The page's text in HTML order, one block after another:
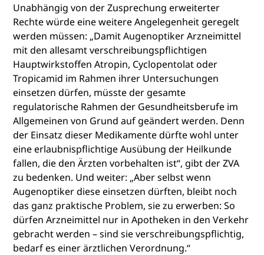
Unabhängig von der Zusprechung erweiterter
Rechte würde eine weitere Angelegenheit geregelt
werden müssen: „Damit Augenoptiker Arzneimittel
mit den allesamt verschreibungspflichtigen
Hauptwirkstoffen Atropin, Cyclopentolat oder
Tropicamid im Rahmen ihrer Untersuchungen
einsetzen dürfen, müsste der gesamte
regulatorische Rahmen der Gesundheitsberufe im
Allgemeinen von Grund auf geändert werden. Denn
der Einsatz dieser Medikamente dürfte wohl unter
eine erlaubnispflichtige Ausübung der Heilkunde
fallen, die den Ärzten vorbehalten ist“, gibt der ZVA
zu bedenken. Und weiter: „Aber selbst wenn
Augenoptiker diese einsetzen dürften, bleibt noch
das ganz praktische Problem, sie zu erwerben: So
dürfen Arzneimittel nur in Apotheken in den Verkehr
gebracht werden – sind sie verschreibungspflichtig,
bedarf es einer ärztlichen Verordnung.“